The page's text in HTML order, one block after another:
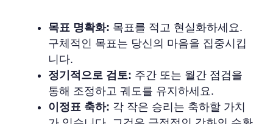
목표 명확화: 목표를 적고 현실화하세요.
구체적인 목표는 당신의 마음을 집중시킵
니다.
정기적으로 검토: 주간 또는 월간 점검을
통해 조정하고 궤도를 유지하세요.
이정표 축하: 각 작은 승리는 축하할 가치